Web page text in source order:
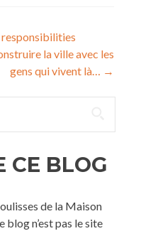
la ville avec les
gens qui vivent là… →
CE BLOG
de la Maison
n’est pas le site